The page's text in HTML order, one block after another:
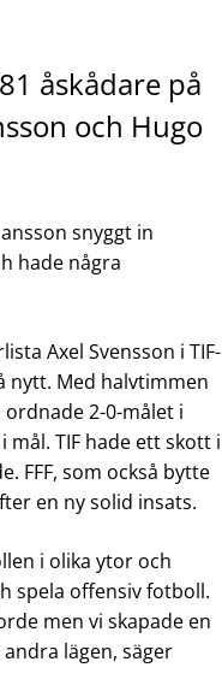
åskådare på
och Hugo
snyggt in
hade några
Axel Svensson i TIF-
nytt. Med halvtimmen
ordnade 2-0-målet i
TIF hade ett skott i
FFF, som också bytte
en ny solid insats.
i olika ytor och
spela offensiv fotboll.
men vi skapade en
lägen, säger